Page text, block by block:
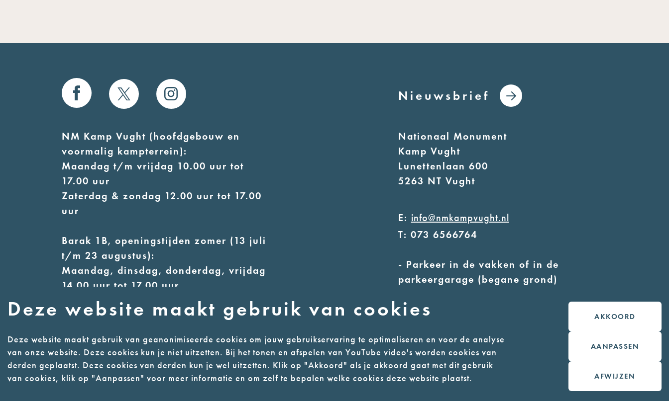
Deze website maakt gebruik van cookies
Deze website maakt gebruik van geanonimiseerde cookies om jouw gebruikservaring te optimaliseren en voor de analyse
van onze website. Deze cookies kun je niet uitzetten. Bij het tonen en afspelen van YouTube video's worden cookies van
derden geplaatst. Deze cookies van derden kun je wel uitzetten. Klik op "Akkoord" als je akkoord gaat met dit gebruik
van cookies, klik op "Aanpassen" voor meer informatie en om zelf te bepalen welke cookies deze website plaatst.
AKKOORD
AANPASSEN
AFWIJZEN
Nieuwsbrief
NM Kamp Vught (hoofdgebouw en
voormalig kampterrein):
Maandag t/m vrijdag 10.00 uur tot
17.00 uur
Zaterdag & zondag 12.00 uur tot 17.00
uur
Barak 1B, openingstijden zomer (13 juli
t/m 23 augustus):
Maandag, dinsdag, donderdag, vrijdag
14.00 uur tot 17.00 uur
Woensdag 12.00 uur tot 17.00 uur
Zaterdag & zondag 13.00 uur tot 17.00
Nationaal Monument
Kamp Vught
Lunettenlaan 600
5263 NT Vught
E: info@nmkampvught.nl
T: 073 6566764
- Parkeer in de vakken of in de
parkeergarage (begane grond)
Contact Webwinkel Colofon